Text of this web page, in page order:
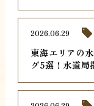
東海エリアの
グ5選！水道局
2026.06.29